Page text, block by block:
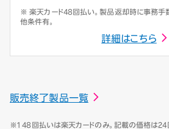
※ 楽天カード48回払い。製品返却時に事務手
他条件有。
詳細はこちら
販売終了製品一覧
※1 48回払いは楽天カードのみ。記載の価格は